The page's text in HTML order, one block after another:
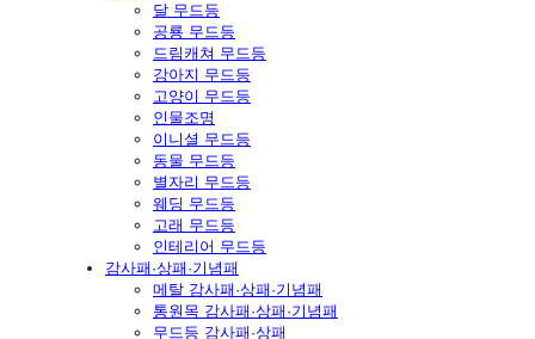
달 무드등
공룡 무드등
드림캐쳐 무드등
강아지 무드등
고양이 무드등
인물조명
이니셜 무드등
동물 무드등
별자리 무드등
웨딩 무드등
고래 무드등
인테리어 무드등
감사패·상패·기념패
메탈 감사패·상패·기념패
통원목 감사패·상패·기념패
무드등 감사패·상패